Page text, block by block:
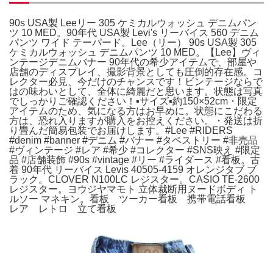
90s USA製 Leeリー 305 ケミカルウォッシュ デニムパン
ツ 10 MED。90年代 USA製 Levi's リーバイス 560 デニム
パンツ ワイド テーパード。Lee（リー） 90s USA製 305
ケミカルウォッシュ デニムパンツ 10 MED。【Lee】ヴィ
ンテージデニムバナー 90年代の希少アイテムで、部屋や
店舗のディスプレイ、撮影背景としても圧倒的存在感。コ
レクター必見、今だけのチャンスです！ビンテージならで
はの味わいとして、全体に綺麗だと思います。状態は写真
でしっかりご確認ください！▪️サイズ▪️約150×52cm・限定
アイテムのため、気になる方はお早めに。状態にこだわる
方は、恐れ入りますが購入をお控えください。・発送は折
り畳んだ簡易包装でお届けします。#Lee #RIDERS
#denim #banner #デニム #バナー #タペストリー #非売品
#ヴィンテージ #レア #希少 #コレクター #SNS映え #限定
品 #店舗装飾 #90s #vintage #リー #ライダース #看板。古
着 90年代 リーバイス Levis 40505-4159 オレンジタブ ブ
ラック。CLOVER N100LC レジスター。CASIO TE-2600
レジスター。ヨウジヤマモト 立体裁断用ヌードボディ ト
ルソー マネキン。看板 ツーカー看板 携帯電話看板
レア レトロ 立て看板